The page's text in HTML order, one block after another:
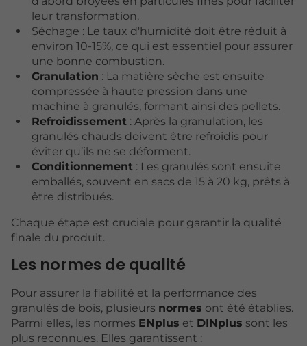
leur transformation.
Séchage : Le taux d'humidité doit être réduit à
environ 10-15%, ce qui est essentiel pour assurer
une bonne combustion.
Granulation : La matière sèche est ensuite
compressée à haute pression dans une
machine à granulés, formant ainsi des pellets.
Refroidissement: Après la granulation, les
granulés chauds doivent être refroidis pour
éviter qu’ils ne se déforment.
Conditionnement: Les granulés sont ensuite
emballés, souvent en sacs de 15 à 20 kg, prêts à
être distribués.
Chaque étape est cruciale pour garantir la qualité
finale du produit.
Les normes de qualité
Pour assurer la fiabilité et la performance des
granulés de bois, plusieurs normes ont été établies.
Parmi elles, les normes ENplus et DINplus sont les
plus reconnues. Elles garantissent :